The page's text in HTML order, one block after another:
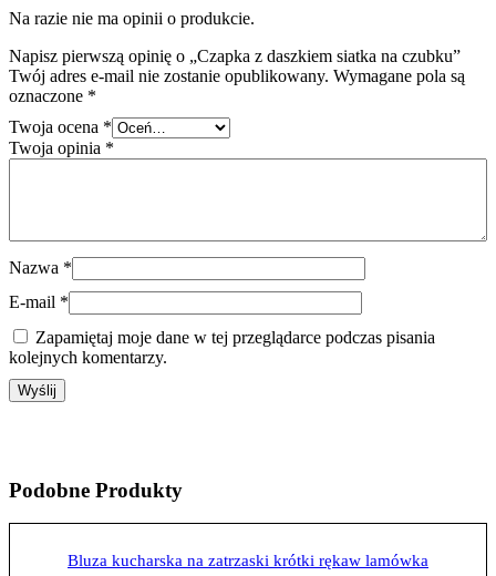
Na razie nie ma opinii o produkcie.
Napisz pierwszą opinię o „Czapka z daszkiem siatka na czubku”
Twój adres e-mail nie zostanie opublikowany. Wymagane pola są
oznaczone *
Twoja ocena *
Twoja opinia *
Nazwa *
E-mail *
Zapamiętaj moje dane w tej przeglądarce podczas pisania
kolejnych komentarzy.
Podobne Produkty
Bluza kucharska na zatrzaski krótki rękaw lamówka